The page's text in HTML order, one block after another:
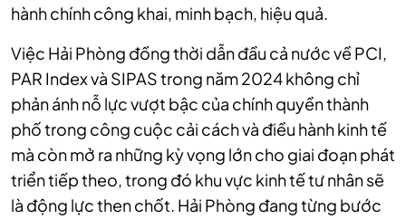
hành chính công khai, minh bạch, hiệu quả.
Việc Hải Phòng đồng thời dẫn đầu cả nước về PCI,
PAR Index và SIPAS trong năm 2024 không chỉ
phản ánh nỗ lực vượt bậc của chính quyền thành
phố trong công cuộc cải cách và điều hành kinh tế
mà còn mở ra những kỳ vọng lớn cho giai đoạn phát
triển tiếp theo, trong đó khu vực kinh tế tư nhân sẽ
là động lực then chốt. Hải Phòng đang từng bước